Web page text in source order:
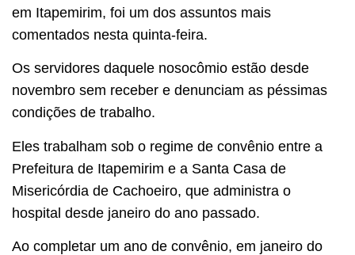
em Itapemirim, foi um dos assuntos mais
comentados nesta quinta-feira.
Os servidores daquele nosocômio estão desde
novembro sem receber e denunciam as péssimas
condições de trabalho.
Eles trabalham sob o regime de convênio entre a
Prefeitura de Itapemirim e a Santa Casa de
Misericórdia de Cachoeiro, que administra o
hospital desde janeiro do ano passado.
Ao completar um ano de convênio, em janeiro do